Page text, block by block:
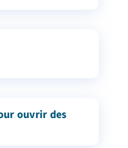
ouvrir des